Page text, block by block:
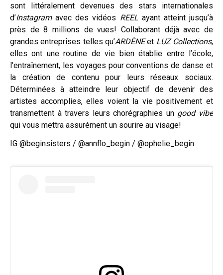
sont littéralement devenues des stars internationales
d’Instagramavec des vidéos REELayant atteint jusqu’à
près de 8 millions de vues! Collaborant déjà avec de
grandes entreprises telles qu’ARDÈNEet LUZ Collections,
elles ont une routine de vie bien établie entre l’école,
l’entraînement, les voyages pour conventions de danse et
la création de contenu pour leurs réseaux sociaux.
Déterminées à atteindre leur objectif de devenir des
artistes accomplies, elles voient la vie positivement et
transmettent à travers leurs chorégraphies un good vibe
qui vous mettra assurément un sourire au visage!
IG @beginsisters / @annflo_begin / @ophelie_begin